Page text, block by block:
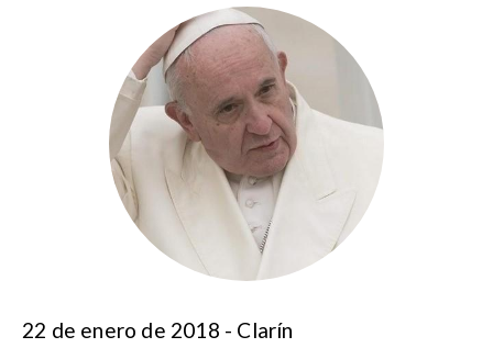
22 de enero de 2018 - Clarín